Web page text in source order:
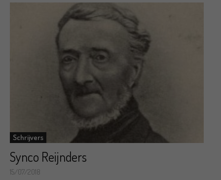
Schrijvers
Synco Reijnders
15/07/2018